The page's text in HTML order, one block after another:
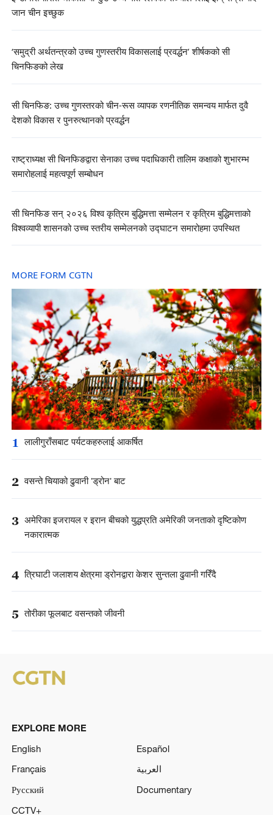
जान चीन इच्छुक
‘समुद्री अर्थतन्त्रको उच्च गुणस्तरीय विकासलाई प्रवर्द्धन’ शीर्षकको सी
चिनफिङको लेख
सी चिनफिङ: उच्च गुणस्तरको चीन-रूस व्यापक रणनीतिक समन्वय मार्फत दुवै
देशको विकास र पुनरुत्थानको प्रवर्द्धन
राष्ट्राध्यक्ष सी चिनफिङद्वारा सेनाका उच्च पदाधिकारी तालिम कक्षाको शुभारम्भ
समारोहलाई महत्वपूर्ण सम्बोधन
सी चिनफिङ सन् २०२६ विश्व कृत्रिम बुद्धिमत्ता सम्मेलन र कृत्रिम बुद्धिमत्ताको
विश्वव्यापी शासनको उच्च स्तरीय सम्मेलनको उद्घाटन समारोहमा उपस्थित
MORE FORM CGTN
1 लालीगुराँसबाट पर्यटकहरुलाई आकर्षित
2 वसन्ते चियाको ढुवानी 'ड्रोन' बाट
3 अमेरिका इजरायल र इरान बीचको युद्धप्रति अमेरिकी जनताको दृष्टिकोण
नकारात्मक
4 त्रिघाटी जलाशय क्षेत्रमा ड्रोनद्वारा केशर सुन्तला ढुवानी गरिँदै
5 तोरीका फूलबाट वसन्तको जीवनी
EXPLORE MORE
English
Español
Français
العربية
Русский
Documentary
CCTV+